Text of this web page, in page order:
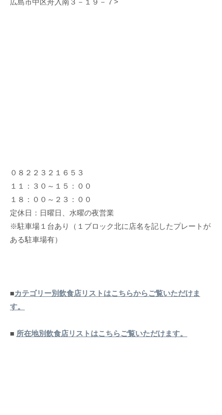
広島市中区舟入南３－１９－７>
０８２２３２１６５３
１１：３０～１５：００
１８：００～２３：００
定休日：日曜日、水曜の夜営業
※駐車場１台あり（１ブロック北に店名を記したプレートが
ある駐車場有）
■カテゴリー別飲食店リストはこちらからご覧いただけま
す。
■ 所在地別飲食店リストはこちらご覧いただけます。